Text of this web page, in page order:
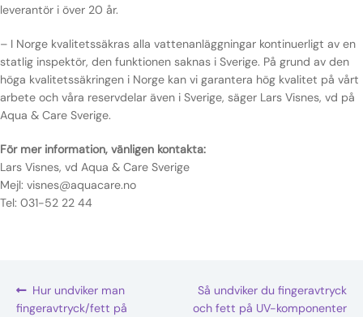
leverantör i över 20 år.
– I Norge kvalitetssäkras alla vattenanläggningar kontinuerligt av en
statlig inspektör, den funktionen saknas i Sverige. På grund av den
höga kvalitetssäkringen i Norge kan vi garantera hög kvalitet på vårt
arbete och våra reservdelar även i Sverige, säger Lars Visnes, vd på
Aqua & Care Sverige.
För mer information, vänligen kontakta:
Lars Visnes, vd Aqua & Care Sverige
Mejl: visnes@aquacare.no
Tel: 031-52 22 44
Inläggsnavigering
Föregående
inlägg:
Hur undviker man
fingeravtryck/fett på
Nästa
inlägg:
Så undviker du fingeravtryck
och fett på UV-komponenter